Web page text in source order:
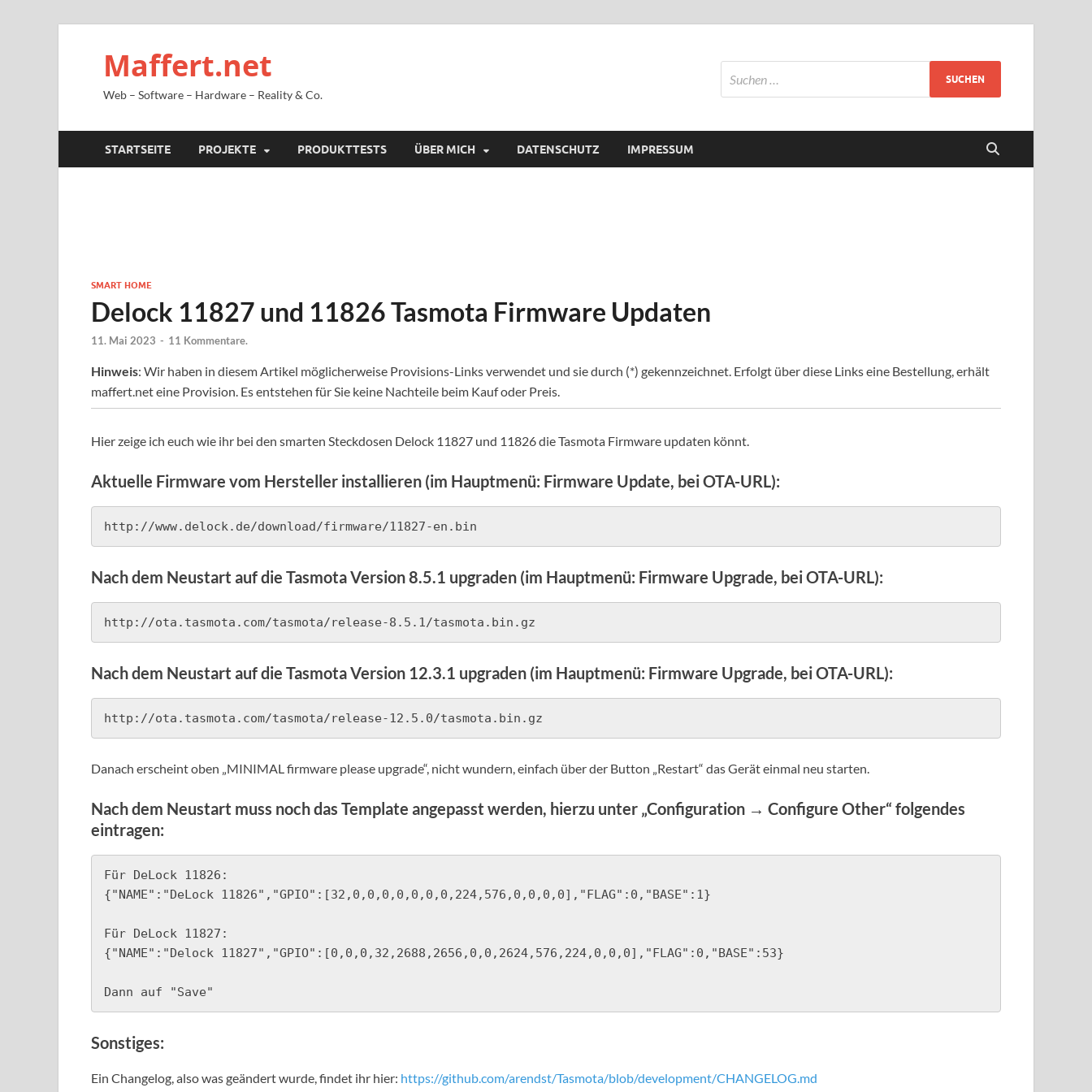
Maffert.net
Web – Software – Hardware – Reality & Co.
STARTSEITE PROJEKTE PRODUKTTESTS ÜBER MICH DATENSCHUTZ IMPRESSUM
SMART HOME
Delock 11827 und 11826 Tasmota Firmware Updaten
11. Mai 2023 - 11 Kommentare.
Hinweis: Wir haben in diesem Artikel möglicherweise Provisions-Links verwendet und sie durch (*) gekennzeichnet. Erfolgt über diese Links eine Bestellung, erhält
maffert.net eine Provision. Es entstehen für Sie keine Nachteile beim Kauf oder Preis.
Hier zeige ich euch wie ihr bei den smarten Steckdosen Delock 11827 und 11826 die Tasmota Firmware updaten könnt.
Aktuelle Firmware vom Hersteller installieren (im Hauptmenü: Firmware Update, bei OTA-URL):
http://www.delock.de/download/firmware/11827-en.bin
Nach dem Neustart auf die Tasmota Version 8.5.1 upgraden (im Hauptmenü: Firmware Upgrade, bei OTA-URL):
http://ota.tasmota.com/tasmota/release-8.5.1/tasmota.bin.gz
Nach dem Neustart auf die Tasmota Version 12.3.1 upgraden (im Hauptmenü: Firmware Upgrade, bei OTA-URL):
http://ota.tasmota.com/tasmota/release-12.5.0/tasmota.bin.gz
Danach erscheint oben „MINIMAL firmware please upgrade“, nicht wundern, einfach über der Button „Restart“ das Gerät einmal neu starten.
Nach dem Neustart muss noch das Template angepasst werden, hierzu unter „Configuration → Configure Other“ folgendes
eintragen:
Für DeLock 11826:
{"NAME":"DeLock 11826","GPIO":[32,0,0,0,0,0,0,0,224,576,0,0,0,0],"FLAG":0,"BASE":1}
Für DeLock 11827:
{"NAME":"Delock 11827","GPIO":[0,0,0,32,2688,2656,0,0,2624,576,224,0,0,0],"FLAG":0,"BASE":53}
Dann auf "Save"
Sonstiges:
Ein Changelog, also was geändert wurde, findet ihr hier: https://github.com/arendst/Tasmota/blob/development/CHANGELOG.md